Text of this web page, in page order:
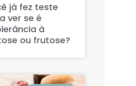
já fez teste
ver se é
à
ou frutose?